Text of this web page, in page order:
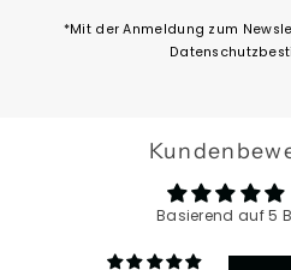
*Mit der Anmeldung zum
Basierend auf 5